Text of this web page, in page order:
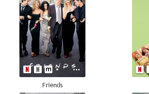
Friends